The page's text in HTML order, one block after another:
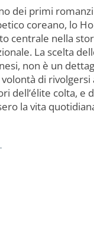
dei primi
coreano, lo
centrale nella
La scelta
non è un
di rivolgersi
dell’élite colta, e
la vita